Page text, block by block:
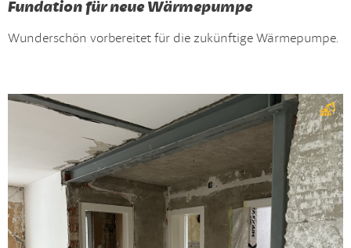
Fundation für neue Wärmepumpe
Wunderschön vorbereitet für die zukünftige Wärmepumpe.